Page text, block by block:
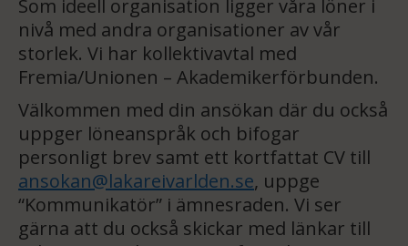
Som ideell organisation ligger våra löner i
nivå med andra organisationer av vår
storlek. Vi har kollektivavtal med
Fremia/Unionen – Akademikerförbunden.
Välkommen med din ansökan där du också
uppger löneanspråk och bifogar
personligt brev samt ett kortfattat CV till
ansokan@lakareivarlden.se, uppge
“Kommunikatör” i ämnesraden. Vi ser
gärna att du också skickar med länkar till